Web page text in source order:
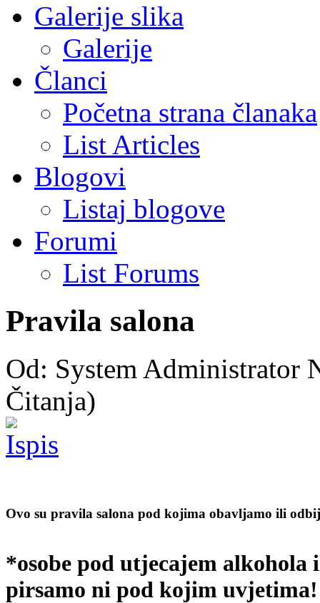
Galerije slika
Galerije
Članci
Početna strana članaka
List Articles
Blogovi
Listaj blogove
Forumi
List Forums
Pravila salona
Od: System Administrator
Čitanja)
Ovo su pravila salona pod kojima obavljamo ili
*osobe pod utjecajem
pirsamo ni pod kojim uvjetima!